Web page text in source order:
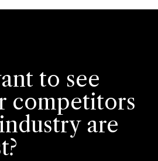
to see
competitors
are